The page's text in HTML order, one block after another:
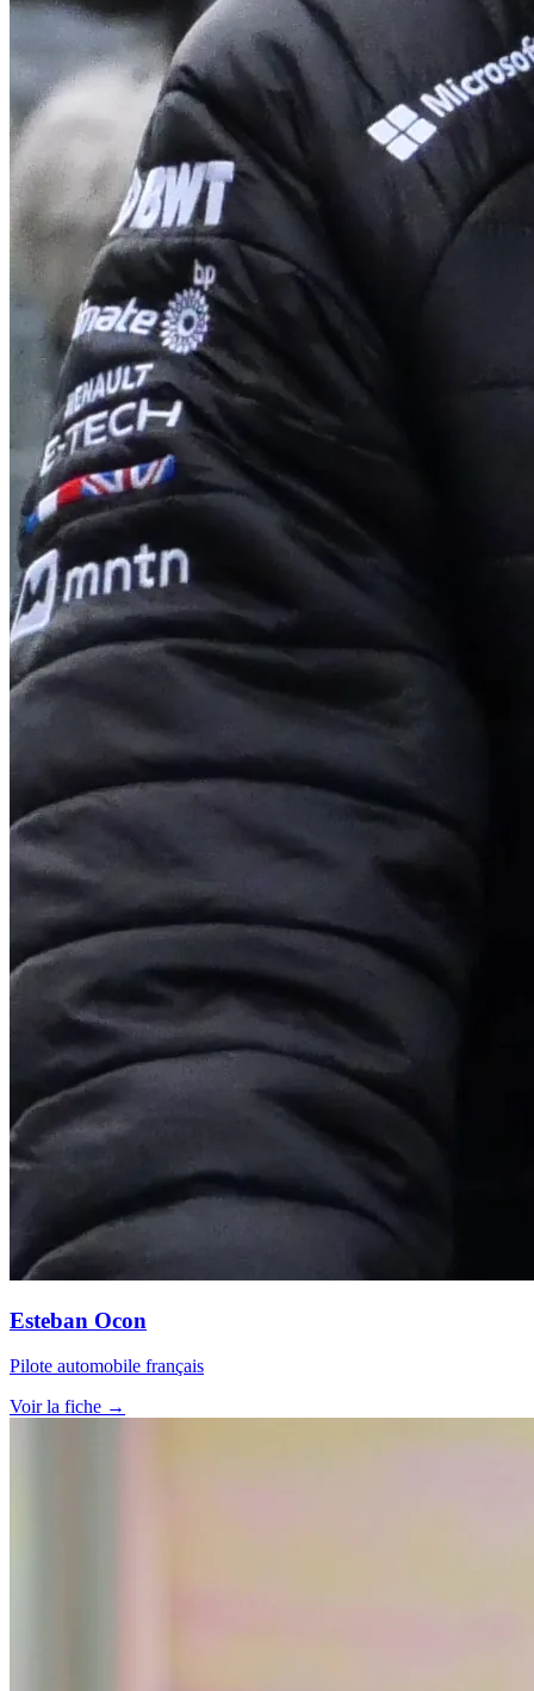
Esteban Ocon
Pilote automobile français
Voir la fiche →